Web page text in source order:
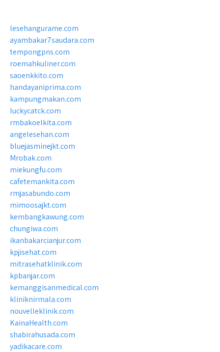
lesehangurame.com
ayambakar7saudara.com
tempongpns.com
roemahkuliner.com
saoenkkito.com
handayaniprima.com
kampungmakan.com
luckycatck.com
rmbakoelkita.com
angelesehan.com
bluejasminejkt.com
Mrobak.com
miekungfu.com
cafetemankita.com
rmjasabundo.com
mimoosajkt.com
kembangkawung.com
chungiwa.com
ikanbakarcianjur.com
kpjisehat.com
mitrasehatklinik.com
kpbanjar.com
kemanggisanmedical.com
kliniknirmala.com
nouvelleklinik.com
KainaHealth.com
shabirahusada.com
yadikacare.com